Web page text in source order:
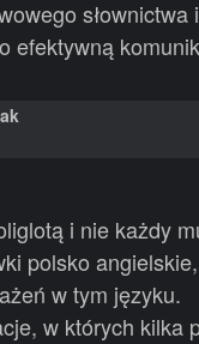
efektywną
i nie każdy
polsko
w tym języku.
w których kilka